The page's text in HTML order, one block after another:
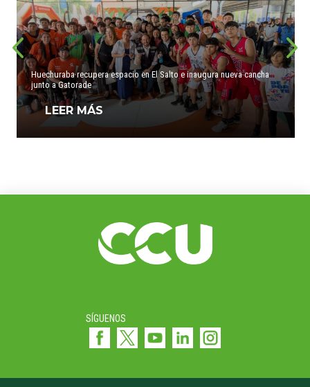
Huechuraba recupera espacio en El Salto e inaugura nueva cancha
junto a Gatorade
LEER MÁS
SÍGUENOS